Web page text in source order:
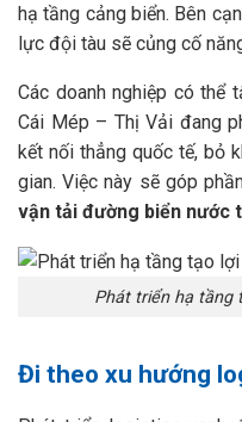
hạ tầng cảng biển. Bên
lực đội tàu sẽ củng cố
Các doanh nghiệp có thể
Cái Mép – Thị Vải đang
kết nối thẳng quốc tế, bỏ
gian. Việc này sẽ góp
vận tải đường biển nước
Phát triển hạ tầng
Đi theo xu hướng